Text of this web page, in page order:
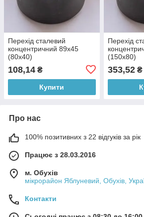
Перехід сталевий
концентричний 89х45
(80х40)
108,14 ₴
Купити
Перехід
(150х80)
353,52₴
Про нас
100% позитивних з 22 відгуків за рік
Працює з 28.03.2016
м. Обухів
мікрорайон Яблуневий, Обухів,
Контакти